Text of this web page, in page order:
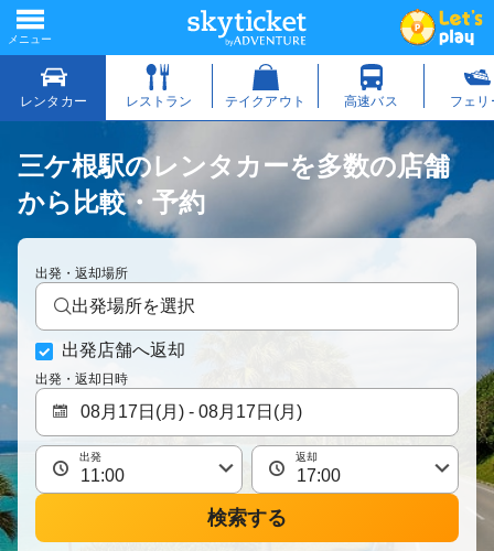
三ケ根駅のレンタカーを多数の店舗
から比較・予約
出発・返却場所
出発場所を選択
出発店舗へ返却
出発・返却日時
出発 返却
検索する